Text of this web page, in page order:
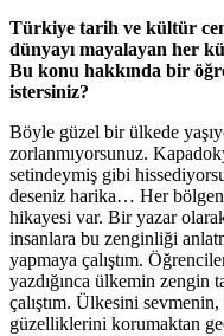
Türkiye tarih ve kültür
dünyayı mayalayan her
Bu konu hakkında bir
istersiniz?
Böyle güzel bir ülkede
zorlanmıyorsunuz.
setindeymiş gibi
deseniz harika… Her
hikayesi var. Bir yazar
insanlara bu zenginliği
yapmaya çalıştım.
yazdığınca ülkemin zengin
çalıştım. Ülkesini
güzelliklerini korumaktan